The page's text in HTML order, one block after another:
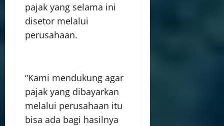
pajak yang selama ini
disetor melalui
perusahaan.
“Kami mendukung agar
pajak yang dibayarkan
melalui perusahaan itu
bisa ada bagi hasilnya